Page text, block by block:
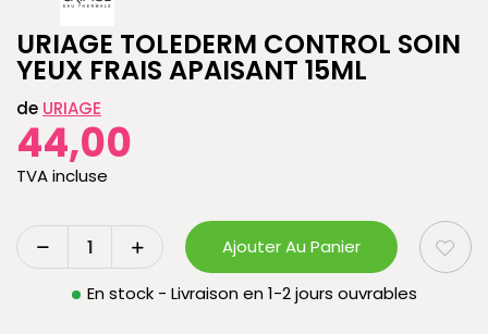
URIAGE TOLEDERM CONTROL SOIN
YEUX FRAIS APAISANT 15ML
de URIAGE
44,00
TVA incluse
Ajouter Au Panier
En stock - Livraison en 1-2 jours ouvrables